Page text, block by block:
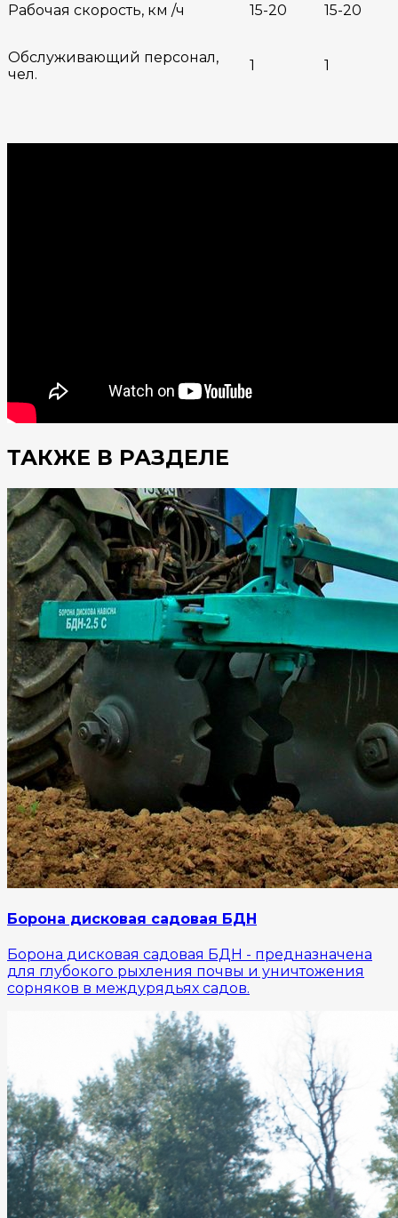
Рабочая скорость, км /ч 15-20 15-20
Обслуживающий персонал,
чел.
1 1
ТАКЖЕ В РАЗДЕЛЕ
Борона дисковая садовая БДН
Борона дисковая садовая БДН - предназначена
для глубокого рыхления почвы и уничтожения
сорняков в междурядьях садов.